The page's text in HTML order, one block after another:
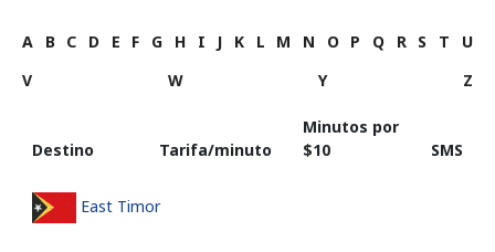
A B C D E F G H I J K L M N O P Q R S T
U
V
W Y Z
Destino Tarifa/minuto
Minutos por
⁦$10⁩
SMS
East Timor